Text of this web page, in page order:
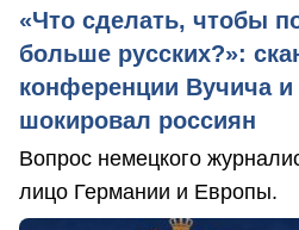
«Что сделать, чтобы
больше русских?»:
конференции Вучича и
шокировал россиян
Вопрос немецкого
лицо Германии и Европы.